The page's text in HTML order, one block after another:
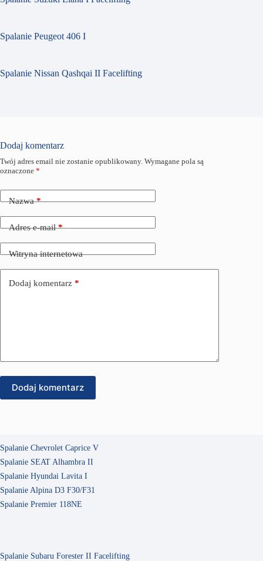
Spalanie Peugeot 406 I
Spalanie Nissan Qashqai II Facelifting
Dodaj komentarz
Twój adres email nie zostanie opublikowany. Wymagane pola są
oznaczone *
Nazwa*
Adres e-mail*
Witryna internetowa
Dodaj komentarz *
Dodaj komentarz
Spalanie Chevrolet Caprice V
Spalanie SEAT Alhambra II
Spalanie Hyundai Lavita I
Spalanie Alpina D3 F30/F31
Spalanie Premier 118NE
Spalanie Subaru Forester II Facelifting